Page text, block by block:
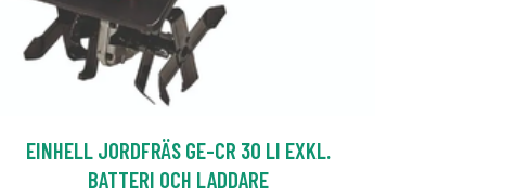
EINHELL JORDFRÄS GE-CR 30 LI EXKL.
BATTERI OCH LADDARE